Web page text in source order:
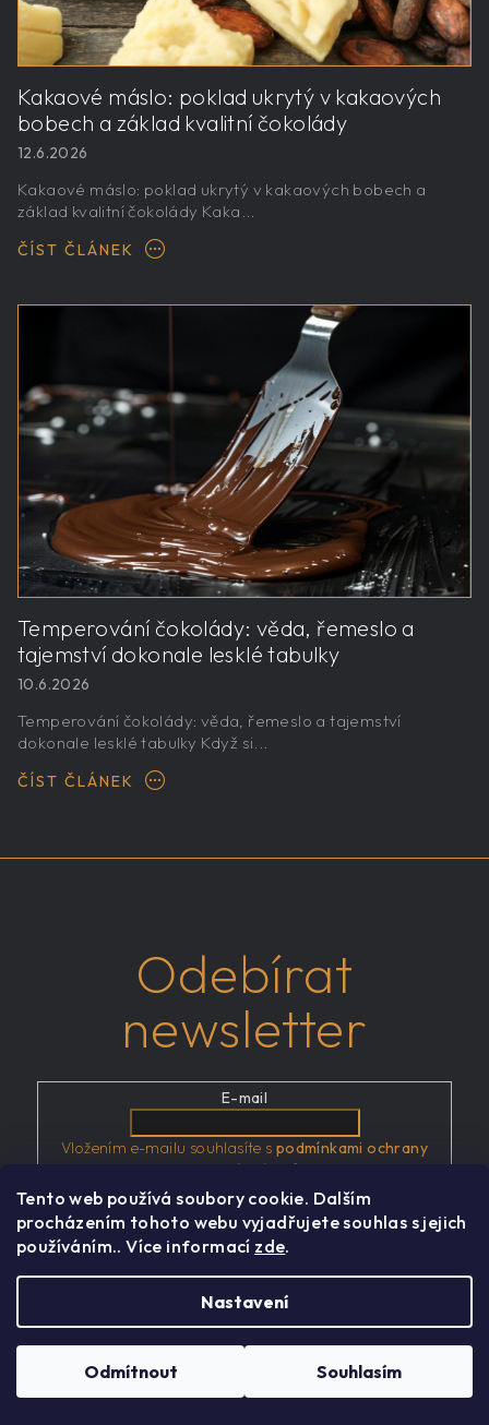
Tento web používá soubory cookie. Dalším
procházením tohoto webu vyjadřujete souhlas s jejich
používáním.. Více informací zde.
Nastavení
Odmítnout Souhlasím
Kakaové máslo: poklad ukrytý v kakaových
bobech a základ kvalitní čokolády
12.6.2026
Kakaové máslo: poklad ukrytý v kakaových bobech a
základ kvalitní čokolády Kaka...
ČÍST ČLÁNEK
Temperování čokolády: věda, řemeslo a
tajemství dokonale lesklé tabulky
10.6.2026
Temperování čokolády: věda, řemeslo a tajemství
dokonale lesklé tabulky Když si...
ČÍST ČLÁNEK
Odebírat
newsletter
E-mail
Vložením e-mailu souhlasíte s podmínkami ochrany
osobních údajů
Přihlásit se